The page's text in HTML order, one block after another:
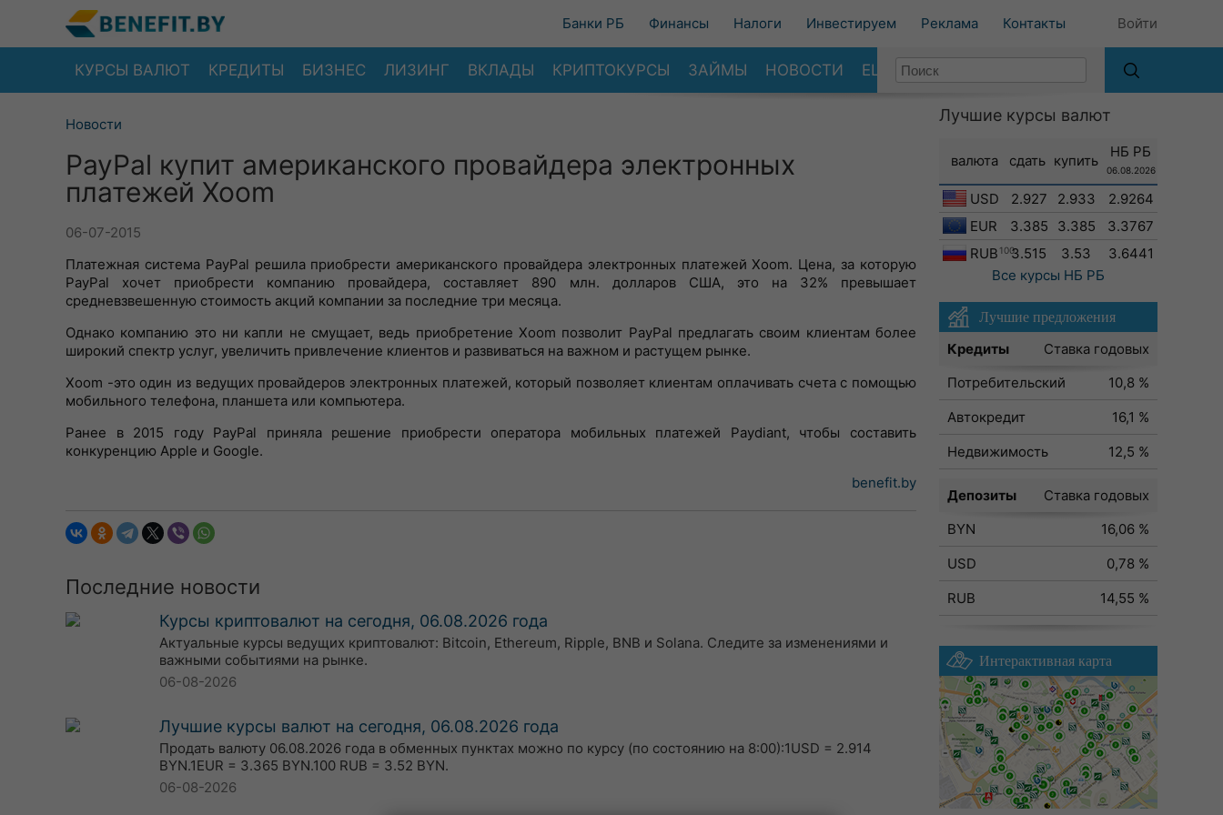
Банки РБ Финансы Налоги Инвестируем Реклама Контакты Войти
КУРСЫ ВАЛЮТ КРЕДИТЫ БИЗНЕС ЛИЗИНГ ВКЛАДЫ КРИПТОКУРСЫ ЗАЙМЫ НОВОСТИ ЕЩЕ
Новости
PayPal купит американского провайдера электронных
платежей Xoom
06-07-2015
Платежная система PayPal решила приобрести американского провайдера электронных платежей Xoom. Цена, за которую
PayPal хочет приобрести компанию провайдера, составляет 890 млн. долларов США, это на 32% превышает
средневзвешенную стоимость акций компании за последние три месяца.
Однако компанию это ни капли не смущает, ведь приобретение Xoom позволит PayPal предлагать своим клиентам более
широкий спектр услуг, увеличить привлечение клиентов и развиваться на важном и растущем рынке.
Xoom -это один из ведущих провайдеров электронных платежей, который позволяет клиентам оплачивать счета с помощью
мобильного телефона, планшета или компьютера.
Ранее в 2015 году PayPal приняла решение приобрести оператора мобильных платежей Paydiant, чтобы составить
конкуренцию Apple и Google.
benefit.by
Последние новости
Курсы криптовалют на сегодня, 06.08.2026 года
Актуальные курсы ведущих криптовалют: Bitcoin, Ethereum, Ripple, BNB и Solana. Следите за изменениями и
важными событиями на рынке.
06-08-2026
Лучшие курсы валют на сегодня, 06.08.2026 года
Продать валюту 06.08.2026 года в обменных пунктах можно по курсу (по состоянию на 8:00):1USD = 2.914
BYN.1EUR = 3.365 BYN.100 RUB = 3.52 BYN.
06-08-2026
Лучшие курсы валют
валюта сдать купить
НБ РБ
06.08.2026
USD 2.927 2.933
2.9264
EUR
3.385 3.385
3.3767
RUB 1003.515 3.53
3.6441
Все курсы НБ РБ
Лучшие предложения
Кредиты
Ставка годовых
Потребительский
10,8 %
Автокредит
16,1 %
Недвижимость
12,5 %
Депозиты
Ставка годовых
BYN
16,06 %
USD
0,78 %
RUB
14,55 %
Интерактивная карта